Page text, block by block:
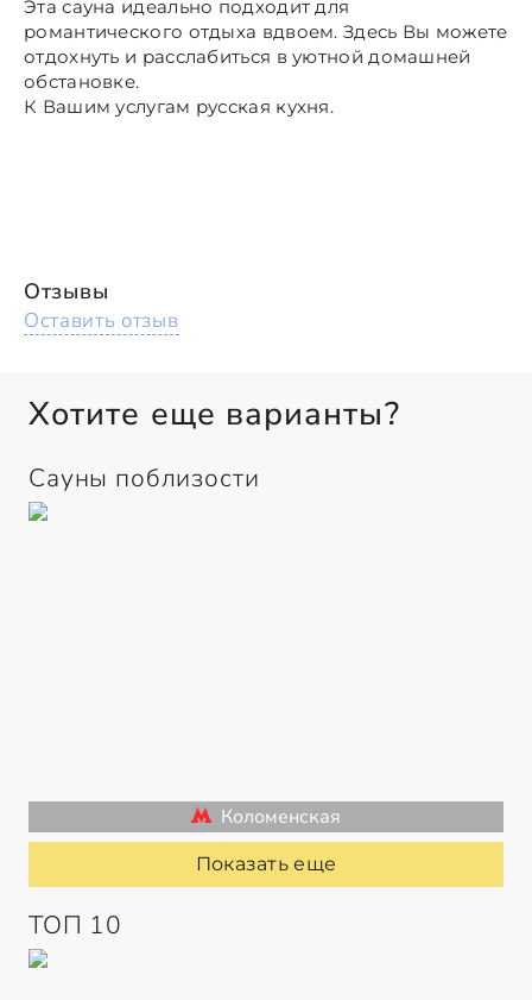
Эта сауна идеально подходит для
романтического отдыха вдвоем. Здесь Вы можете
отдохнуть и расслабиться в уютной домашней
обстановке.
К Вашим услугам русская кухня.
Отзывы
Оставить отзыв
Хотите еще варианты?
Сауны поблизости
Коломенская
Показать еще
ТОП 10